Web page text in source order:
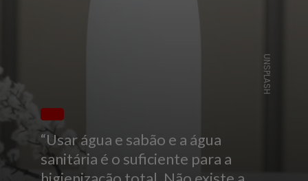
“Usar água e sabão e a água
sanitária é o suficiente para a
UNSPLASH